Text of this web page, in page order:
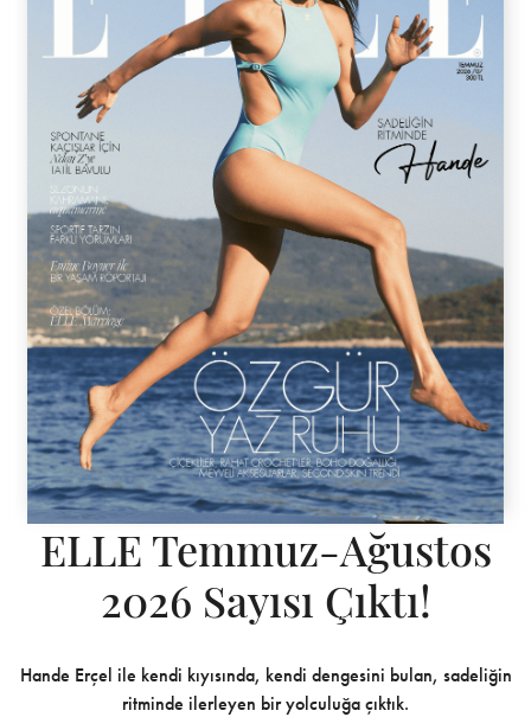
ELLE Temmuz-Ağustos
2026 Sayısı Çıktı!
Hande Erçel ile kendi kıyısında, kendi dengesini bulan, sadeliğin
ritminde ilerleyen bir yolculuğa çıktık.